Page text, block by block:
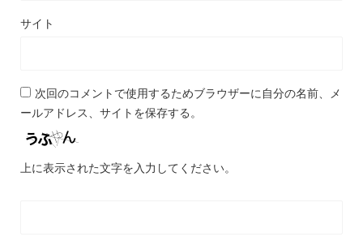
サイト
次回のコメントで使用するためブラウザーに自分の名前、メ
ールアドレス、サイトを保存する。
上に表示された文字を入力してください。